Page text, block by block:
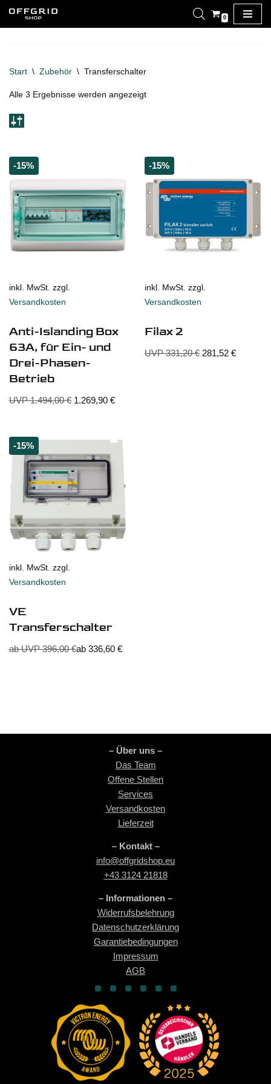
0
Start \ Zubehör \ Transferschalter
Alle 3 Ergebnisse werden angezeigt
-15%
inkl. MwSt. zzgl.
Versandkosten
Anti-Islanding Box
63A, für Ein- und
Drei-Phasen-
Betrieb
UVP1.494,00€ 1.269,90 €
-15%
inkl. MwSt. zzgl.
Versandkosten
Filax 2
UVP331,20€ 281,52 €
-15%
inkl. MwSt. zzgl.
Versandkosten
VE
Transferschalter
ab UVP396,00€ab 336,60 €
– Über uns –
Das Team
Offene Stellen
Services
Versandkosten
Lieferzeit
– Kontakt –
info@offgridshop.eu
+43 3124 21818
– Informationen –
Widerrufsbelehrung
Datenschutzerklärung
Garantiebedingungen
Impressum
AGB